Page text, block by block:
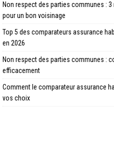
Non respect des parties communes : 3
pour un bon voisinage
Top 5 des comparateurs assurance
en 2026
Non respect des parties communes :
efficacement
Comment le comparateur assurance
vos choix